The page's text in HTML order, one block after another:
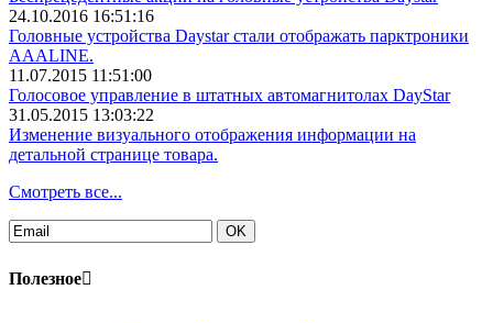
24.10.2016 16:51:16
Головные устройства Daystar стали отображать парктроники
AAALINE.
11.07.2015 11:51:00
Голосовое управление в штатных автомагнитолах DayStar
31.05.2015 13:03:22
Изменение визуального отображения информации на
детальной странице товара.
Смотреть все...
Полезное